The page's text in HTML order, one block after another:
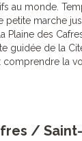
au monde.
marche
Plaine des
guidée de la
comprendre la
/